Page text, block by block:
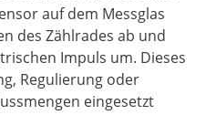
auf dem Messglas
des Zählrades ab und
Impuls um. Dieses
Regulierung oder
eingesetzt